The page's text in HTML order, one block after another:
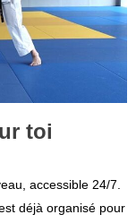
toi
accessible 24/7.
déjà organisé pour